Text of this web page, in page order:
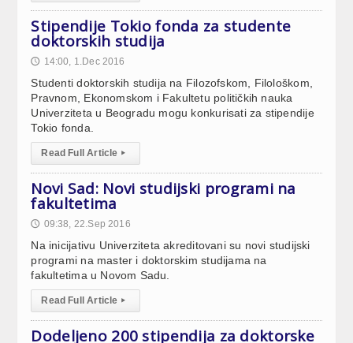
Stipendije Tokio fonda za studente
doktorskih studija
🕔 14:00, 1.Dec 2016
Studenti doktorskih studija na Filozofskom, Filološkom,
Pravnom, Ekonomskom i Fakultetu političkih nauka
Univerziteta u Beogradu mogu konkurisati za stipendije
Tokio fonda.
Read Full Article ▸
Novi Sad: Novi studijski programi na
fakultetima
🕔 09:38, 22.Sep 2016
Na inicijativu Univerziteta akreditovani su novi studijski
programi na master i doktorskim studijama na
fakultetima u Novom Sadu.
Read Full Article ▸
Dodeljeno 200 stipendija za doktorske